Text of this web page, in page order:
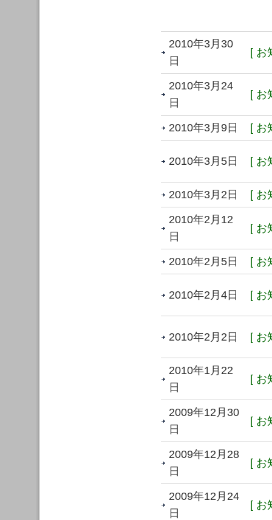
2010年3月30
日
[ お
2010年3月24
日
[ お
2010年3月9日 [ お
2010年3月5日 [ お
2010年3月2日 [ お
2010年2月12
日
[ お
2010年2月5日 [ お
2010年2月4日 [ お
2010年2月2日 [ お
2010年1月22
日
[ お
2009年12月30
日
[ お
2009年12月28
日
[ お
2009年12月24
日
[ お